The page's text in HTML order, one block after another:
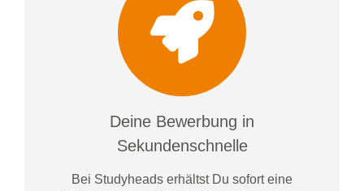
Deine Bewerbung in
Sekundenschnelle
Bei Studyheads erhältst Du sofort eine